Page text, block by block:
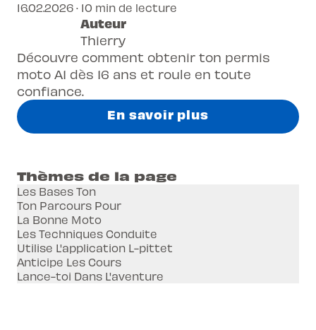
Découvre comment obtenir ton permis
moto A1 dès 16 ans et roule en toute
confiance.
En savoir plus
16.02.2026 · 10 min de lecture
Auteur
Thierry
Thèmes de la page
Les Bases Ton
Ton Parcours Pour
La Bonne Moto
Les Techniques Conduite
Utilise L'application L-pittet
Anticipe Les Cours
Lance-toi Dans L'aventure